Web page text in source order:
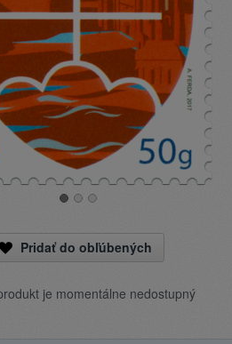
Pridať do obľúbených
je momentálne nedostupný